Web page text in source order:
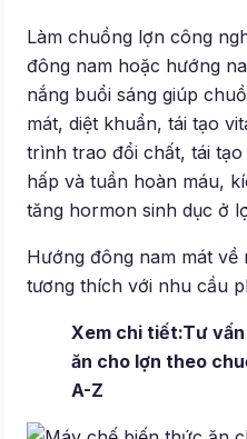
Làm chuồng lợn công
đông nam hoặc hướng
nắng buổi sáng giúp
mát, diệt khuẩn, tái tạo
trình trao đổi chất, tái
hấp và tuần hoàn máu,
tăng hormon sinh dục ở
Hướng đông nam mát về
tương thích với nhu cầu
Xem chi tiết:Tư
ăn cho lợn theo
A-Z